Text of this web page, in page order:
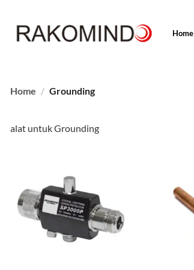
content
Home
Home / Grounding
alat untuk Grounding